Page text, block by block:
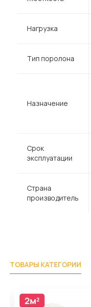
Нагрузка
Тип поролона
Назначение
Срок
эксплуатации
Страна
производитель
ТОВАРЫ КАТЕГОРИИ
2м²